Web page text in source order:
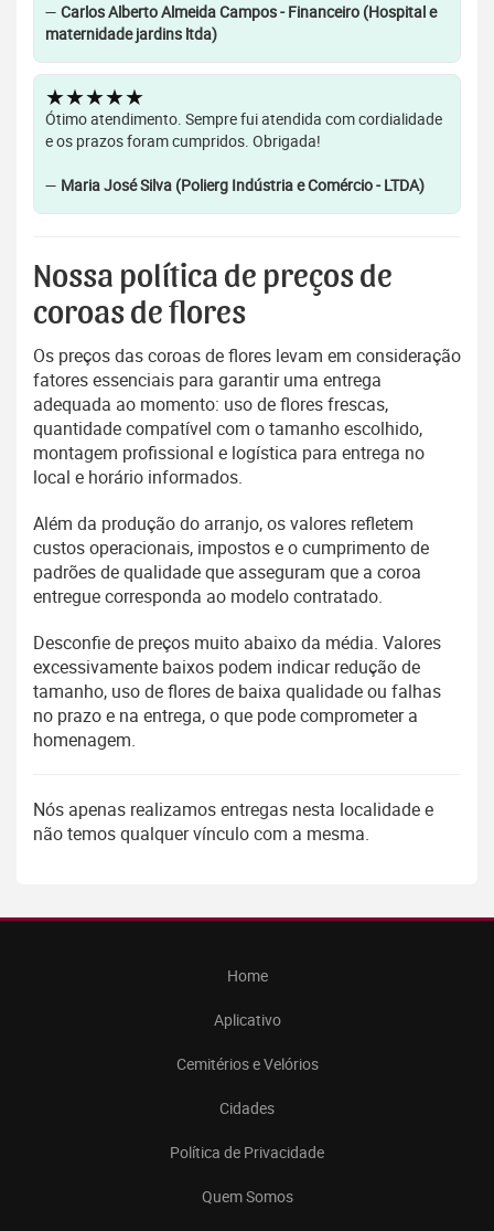
— Carlos Alberto Almeida Campos - Financeiro (Hospital e
maternidade jardins ltda)
★★★★★
Ótimo atendimento. Sempre fui atendida com cordialidade
e os prazos foram cumpridos. Obrigada!
— Maria José Silva (Polierg Indústria e Comércio - LTDA)
Nossa política de preços de
coroas de flores
Os preços das coroas de flores levam em consideração
fatores essenciais para garantir uma entrega
adequada ao momento: uso de flores frescas,
quantidade compatível com o tamanho escolhido,
montagem profissional e logística para entrega no
local e horário informados.
Além da produção do arranjo, os valores refletem
custos operacionais, impostos e o cumprimento de
padrões de qualidade que asseguram que a coroa
entregue corresponda ao modelo contratado.
Desconfie de preços muito abaixo da média. Valores
excessivamente baixos podem indicar redução de
tamanho, uso de flores de baixa qualidade ou falhas
no prazo e na entrega, o que pode comprometer a
homenagem.
Nós apenas realizamos entregas nesta localidade e
não temos qualquer vínculo com a mesma.
Home
Aplicativo
Cemitérios e Velórios
Cidades
Política de Privacidade
Quem Somos